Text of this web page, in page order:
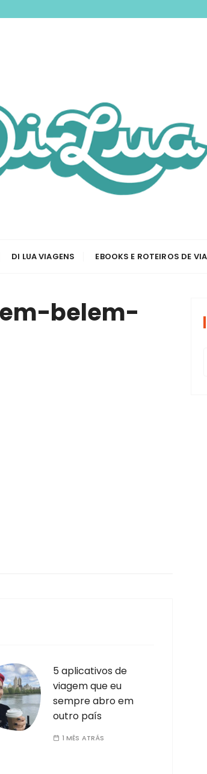
você a
DI LUA VIAGENS EBOOKS E ROTEIROS DE
belem-
5 aplicativos de
viagem que eu
sempre abro em
outro país
1 MÊS ATRÁS